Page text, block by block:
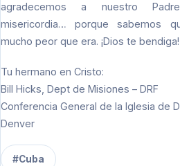
agradecemos a nuestro
misericordia… porque sabemos
mucho peor que era. ¡Dios te bendiga!
Tu hermano en Cristo:
Bill Hicks, Dept de Misiones – DRF
Conferencia General de la Iglesia de
Denver
#Cuba